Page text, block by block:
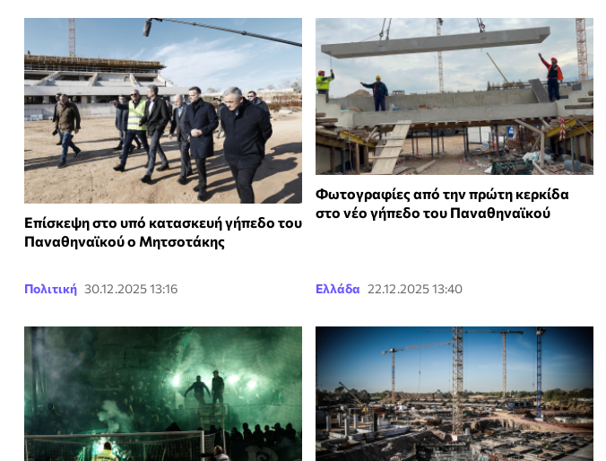
Επίσκεψη στο υπό κατασκευή γήπεδο του
Παναθηναϊκού ο Μητσοτάκης
Πολιτική 30.12.2025 13:16
Φωτογραφίες από την πρώτη κερκίδα
στο νέο γήπεδο του Παναθηναϊκού
Ελλάδα 22.12.2025 13:40